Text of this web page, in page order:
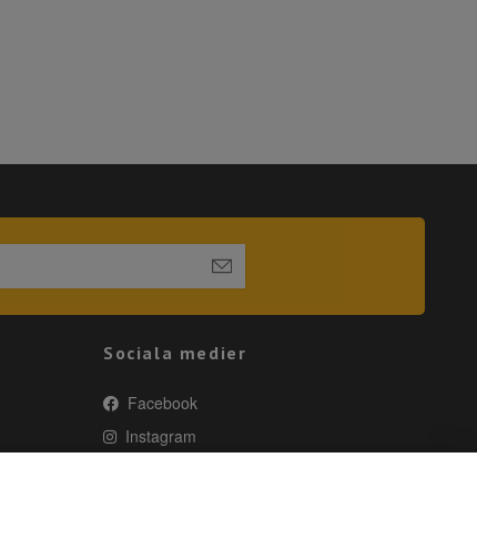
Sociala medier
Facebook
Instagram